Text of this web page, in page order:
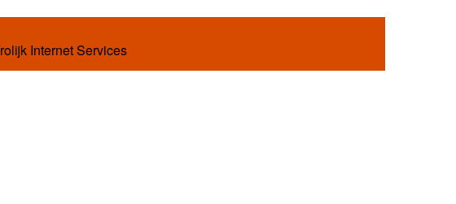
Internet Services